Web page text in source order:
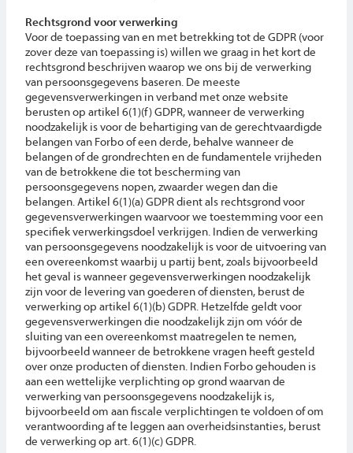
Rechtsgrond voor verwerking
Voor de toepassing van en met betrekking tot de GDPR (voor
zover deze van toepassing is) willen we graag in het kort de
rechtsgrond beschrijven waarop we ons bij de verwerking
van persoonsgegevens baseren. De meeste
gegevensverwerkingen in verband met onze website
berusten op artikel 6(1)(f) GDPR, wanneer de verwerking
noodzakelijk is voor de behartiging van de gerechtvaardigde
belangen van Forbo of een derde, behalve wanneer de
belangen of de grondrechten en de fundamentele vrijheden
van de betrokkene die tot bescherming van
persoonsgegevens nopen, zwaarder wegen dan die
belangen. Artikel 6(1)(a) GDPR dient als rechtsgrond voor
gegevensverwerkingen waarvoor we toestemming voor een
specifiek verwerkingsdoel verkrijgen. Indien de verwerking
van persoonsgegevens noodzakelijk is voor de uitvoering van
een overeenkomst waarbij u partij bent, zoals bijvoorbeeld
het geval is wanneer gegevensverwerkingen noodzakelijk
zijn voor de levering van goederen of diensten, berust de
verwerking op artikel 6(1)(b) GDPR. Hetzelfde geldt voor
gegevensverwerkingen die noodzakelijk zijn om vóór de
sluiting van een overeenkomst maatregelen te nemen,
bijvoorbeeld wanneer de betrokkene vragen heeft gesteld
over onze producten of diensten. Indien Forbo gehouden is
aan een wettelijke verplichting op grond waarvan de
verwerking van persoonsgegevens noodzakelijk is,
bijvoorbeeld om aan fiscale verplichtingen te voldoen of om
verantwoording af te leggen aan overheidsinstanties, berust
de verwerking op art. 6(1)(c) GDPR.